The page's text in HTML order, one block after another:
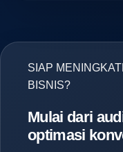
SIAP
BISNIS?
Mulai dari
optimasi